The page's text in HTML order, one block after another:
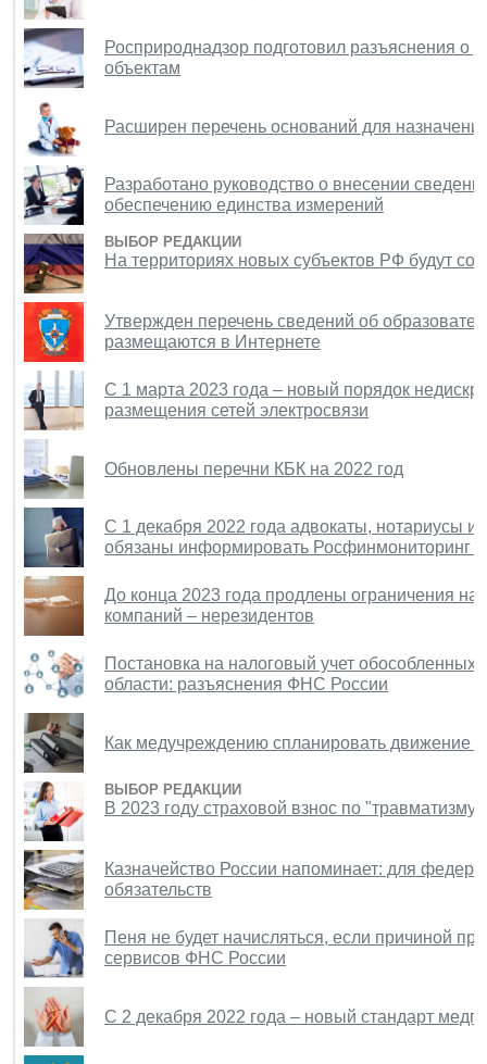
Росприроднадзор подготовил разъяснения о
объектам
Расширен перечень оснований для
Разработано руководство о внесении
обеспечению единства измерений
ВЫБОР РЕДАКЦИИ
На территориях новых субъектов РФ будут
Утвержден перечень сведений об
размещаются в Интернете
С 1 марта 2023 года – новый порядок
размещения сетей электросвязи
Обновлены перечни КБК на 2022 год
С 1 декабря 2022 года адвокаты, нотариусы
обязаны информировать Росфинмониторинг о
До конца 2023 года продлены ограничения
компаний – нерезидентов
Постановка на налоговый учет
области: разъяснения ФНС России
Как медучреждению спланировать движение
ВЫБОР РЕДАКЦИИ
В 2023 году страховой взнос по
Казначейство России напоминает: для
обязательств
Пеня не будет начисляться, если причиной
сервисов ФНС России
С 2 декабря 2022 года – новый стандарт